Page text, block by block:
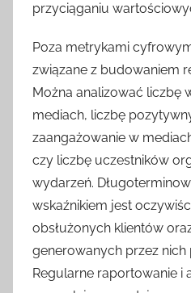
przyciąganiu
Poza metrykami
związane z budowaniem
Można analizować liczbę
mediach, liczbę
zaangażowanie w
czy liczbę uczestników
wydarzeń.
wskaźnikiem jest
obsłużonych klientów
generowanych przez nich
Regularne raportowanie i